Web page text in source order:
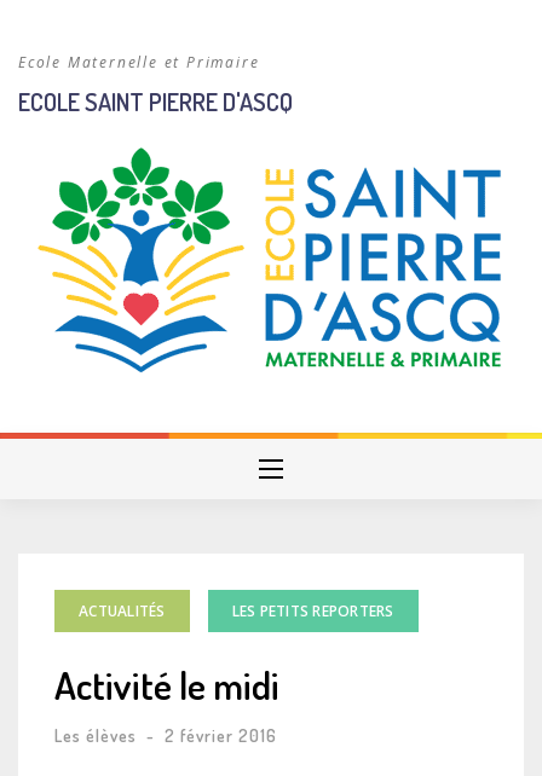
Ecole Maternelle et Primaire
ECOLE SAINT PIERRE D'ASCQ
ACTUALITÉS LES PETITS REPORTERS
Activité le midi
Les élèves - 2 février 2016